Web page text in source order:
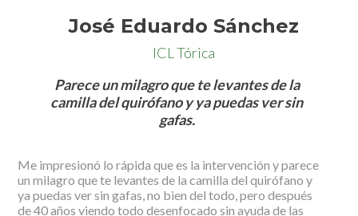
José Eduardo Sánchez
ICL Tórica
Parece un milagro que te levantes de la
camilla del quirófano y ya puedas ver sin
gafas.
Me impresionó lo rápida que es la intervención y parece
un milagro que te levantes de la camilla del quirófano y
ya puedas ver sin gafas, no bien del todo, pero después
de 40 años viendo todo desenfocado sin ayuda de las